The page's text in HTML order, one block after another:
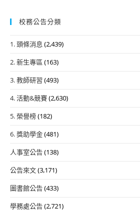
校務公告分類
1. 頭條消息 (2,439)
2. 新生專區 (163)
3. 教師研習 (493)
4. 活動&競賽(2,630)
5. 榮譽榜(182)
6. 獎助學金(481)
人事室公告(138)
公告來文(3,171)
圖書館公告(433)
學務處公告(2,721)